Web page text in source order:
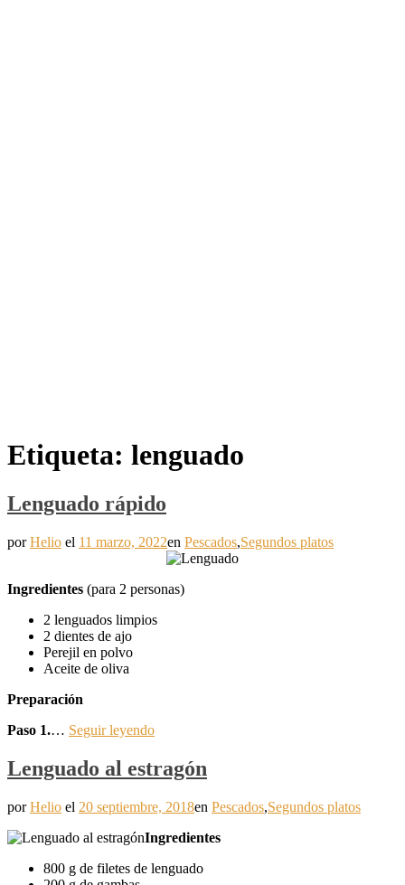
Etiqueta: lenguado
Lenguado rápido
porHelio el 11 marzo, 2022en Pescados,Segundos platos
Ingredientes (para 2 personas)
2 lenguados limpios
2 dientes de ajo
Perejil en polvo
Aceite de oliva
Preparación
Paso 1.… Seguir leyendo
Lenguado al estragón
porHelio el 20 septiembre, 2018en Pescados,Segundos platos
Ingredientes
800 g de filetes de lenguado